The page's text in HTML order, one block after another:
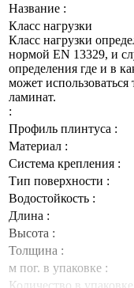
Название :
Класс нагрузки
Класс нагрузки
нормой EN 13329, и
определения где и в
может
ламинат.
:
Профиль плинтуса :
Материал :
Система крепления :
Тип поверхности :
Водостойкость :
Длина :
Высота :
Толщина :
м пог. в упаковке :
Количество в